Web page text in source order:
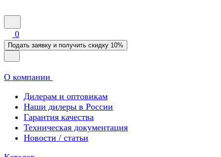
0
Подать заявку и получить скидку 10%
О компании
Дилерам и оптовикам
Наши дилеры в России
Гарантия качества
Техническая документация
Новости / статьи